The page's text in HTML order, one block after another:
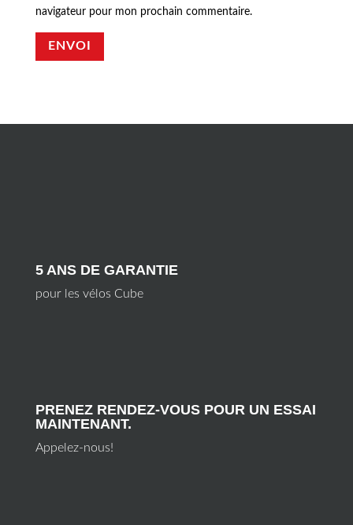
navigateur pour mon prochain commentaire.
ENVOI
5 ANS DE GARANTIE
pour les vélos Cube
PRENEZ RENDEZ-VOUS POUR UN ESSAI
MAINTENANT.
Appelez-nous!